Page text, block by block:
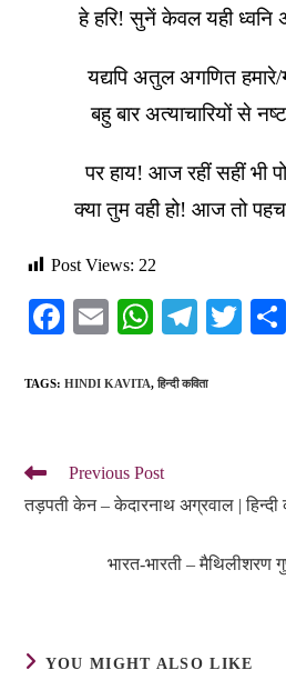
हे हरि! सुनें केवल यही ध्वनि
यद्यपि अतुल अगणित
बहु बार अत्याचारियों से
पर हाय! आज रहीं सहीं भी
क्या तुम वही हो! आज तो
Post Views: 22
Fa
bo
E
ail
W
ts
pp
Te
gr
T
TAGS:HINDI KAVITA, हिन्दी कविता
Previous Post
तड़पती केन – केदारनाथ अग्रवाल | हिन्दी
भारत-भारती – मैथिलीशरण
YOU MIGHT ALSO LIKE